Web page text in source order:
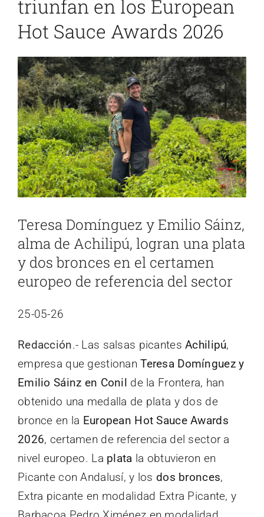
triunfan en los European
Hot Sauce Awards 2026
Ver
imagen
más
grande
Teresa Domínguez y Emilio Sáinz,
alma de Achilipú, logran una plata
y dos bronces en el certamen
europeo de referencia del sector
25-05-26
Redacción.- Las salsas picantesAchilipú,
empresa que gestionanTeresa Domínguez y
Emilio Sáinz en Conil de la Frontera, han
obtenido una medalla de plata y dos de
bronce en la European Hot Sauce Awards
2026, certamen de referencia del sector a
nivel europeo. La plata la obtuvieron en
Picante con Andalusí, y los dos bronces,
Extra picante en modalidad Extra Picante, y